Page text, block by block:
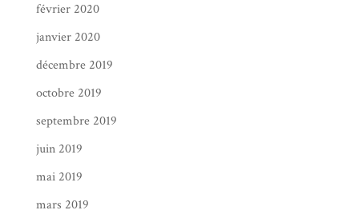
février 2020
janvier 2020
décembre 2019
octobre 2019
septembre 2019
juin 2019
mai 2019
mars 2019